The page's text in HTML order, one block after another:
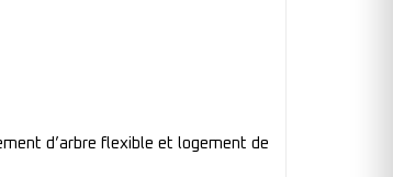
d’arbre flexible et logement de